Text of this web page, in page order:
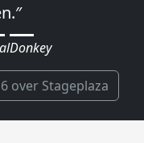
snel te
Service Center bij